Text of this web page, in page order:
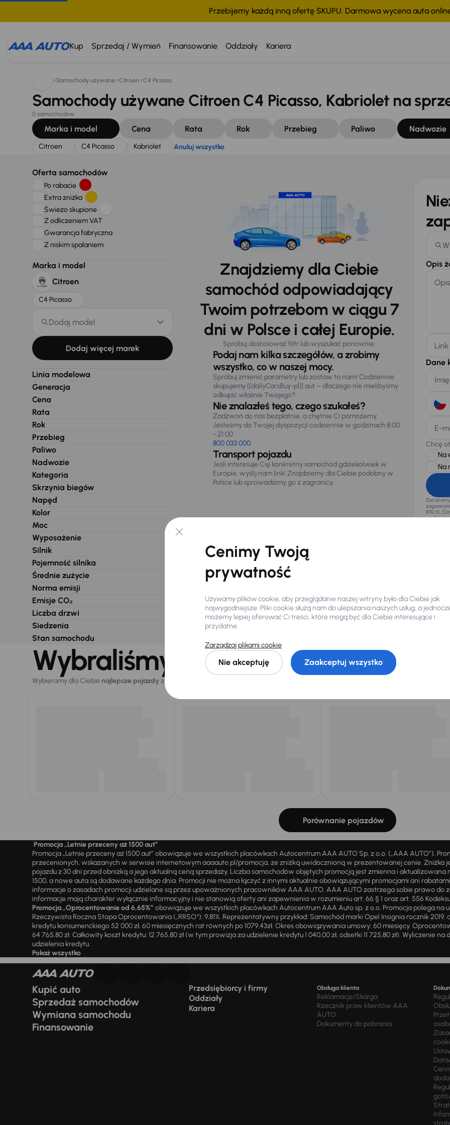
Przebijemy każdą inną ofertę SKUPU. Darmowa wycena auta
Kup Sprzedaj / Wymień Finansowanie Oddziały Kariera
Szukam: Anuluj wszystko
Samochody używane Citroen C4 Picasso
Samochody używane Citroen C4 Picasso, Kabriolet na
0 samochodów
Marka i model Cena Rata Rok Przebieg Paliwo Nadwozie
Citroen C4 Picasso Kabriolet Anuluj wszystko
Oferta samochodów
Po rabacie
Extra zniżka
Świeżo skupione
Z odliczeniem VAT
Gwarancja fabryczna
Z niskim spalaniem
Marka i model
Citroen
C4 Picasso
Dodaj model
Dodaj więcej marek
Linia modelowa
Generacja
Cena
Rata
Rok
Przebieg
Paliwo
Nadwozie
Kategoria
Skrzynia biegów
Napęd
Kolor
Moc
Wyposażenie
Silnik
Pojemność silnika
Średnie zużycie
Norma emisji
Emisje CO₂
Liczba drzwi
Siedzenia
Stan samochodu
Znajdziemy dla Ciebie
samochód odpowiadający
Twoim potrzebom w ciągu 7
dni w Polsce i całej Europie.
Spróbuj dostosować filtr lub wyszukać ponownie.
Podaj nam kilka szczegółów, a zrobimy
wszystko, co w naszej mocy.
Spróbuj zmienić parametry lub zostaw to nam! Codziennie
skupujemy [[dailyCarsBuy-pl]] aut – dlaczego nie mielibyśmy
odkupić właśnie Twojego?
Nie znalazłeś tego, czego szukałeś?
Zadzwoń do nas bezpłatnie, a chętnie Ci pomożemy.
Jesteśmy do Twojej dyspozycji codziennie w godzinach 8:00
- 21:00
800 033 000
Transport pojazdu
Jeśli interesuje Cię konkretny samochód gdziekolwiek w
Europie, wyślij nam link! Znajdziemy dla Ciebie podobny w
Polsce lub sprowadzimy go z zagranicy.
Opis
Dane
E-
Chcę
Na
Na
874/15,
osobowe
Wybraliśmy dla Ciebie
Wybieramy dla Ciebie najlepsze pojazdy z naszej oferty. Kupimy dla Ciebie
Porównanie pojazdów
Promocja „Letnie przeceny aż 1500 aut”
Promocja „Letnie przeceny aż 1500 aut” obowiązuje we wszystkich placówkach Autocentrum AAA AUTO Sp. z o.o. („AAA AUTO”).
przecenionych, wskazanych w serwisie internetowym aaaauto.pl/promocja, ze zniżką uwidocznioną w prezentowanej cenie. Zniżka
pojazdu z 30 dni przed obniżką a jego aktualną ceną sprzedaży. Liczba samochodów objętych promocją jest zmienna i
1500, a nowe auta są dodawane każdego dnia. Promocji nie można łączyć z innymi aktualnie obowiązującymi promocjami ani
informacje o zasadach promocji udzielane są przez upoważnionych pracowników AAA AUTO. AAA AUTO zastrzega sobie prawo
informacje mają charakter wyłącznie informacyjny i nie stanowią oferty ani zapewnienia w rozumieniu art. 66 § 1 oraz art. 556
Promocja „Oprocentowanie od 6,65%” obowiązuje we wszystkich placówkach Autocentrum AAA Auto sp. z o.o. Promocja polega na
Rzeczywista Roczna Stopa Oprocentowania („RRSO“): 9,81%. Reprezentatywny przykład: Samochód marki Opel Insignia rocznik 2019,
kredytu konsumenckiego 52 000 zł, 60 miesięcznych rat równych po 1079,43zł. Okres obowiązywania umowy: 60 miesięcy.
64 765,80 zł. Całkowity koszt kredytu: 12 765,80 zł (w tym prowizja za udzielenie kredytu 1 040,00 zł, odsetki 11 725,80 zł). Wyliczenie
udzielenia kredytu.
Pokaż wszystko
Kupić auto
Sprzedaż samochodów
Wymiana samochodu
Finansowanie
Przedsiębiorcy i firmy
Oddziały
Kariera
Obsługa klienta
Reklamacje/Skarga
Rzecznik praw klientów AAA
AUTO
Dokumenty do pobrania
Cenimy Twoją
prywatność
Używamy plików cookie, aby przeglądanie naszej witryny było dla Ciebie jak
najwygodniejsze. Pliki cookie służą nam do ulepszania naszych usług, a
możemy lepiej oferować Ci treści, które mogą być dla Ciebie interesujące i
przydatne.
Zarządzaj plikami cookie
Nie akceptuję Zaakceptuj wszystko